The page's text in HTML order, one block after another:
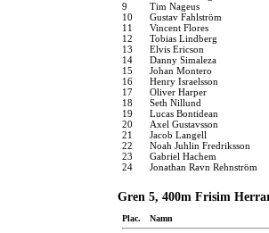
9
Tim Nageus
10
Gustav Fahlström
11
Vincent Flores
12
Tobias Lindberg
13
Elvis Ericson
14
Danny Simaleza
15
Johan Montero
16
Henry Israelsson
17
Oliver Harper
18
Seth Nillund
19
Lucas Bontidean
20
Axel Gustavsson
21
Jacob Langell
22
Noah Juhlin Fredriksson
23
Gabriel Hachem
24
Jonathan Ravn Rehnström
Gren 5, 400m Frisim
Plac. Namn